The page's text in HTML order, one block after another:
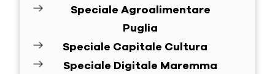
Speciale Agroalimentare
Puglia
Speciale Capitale Cultura
Speciale Digitale Maremma